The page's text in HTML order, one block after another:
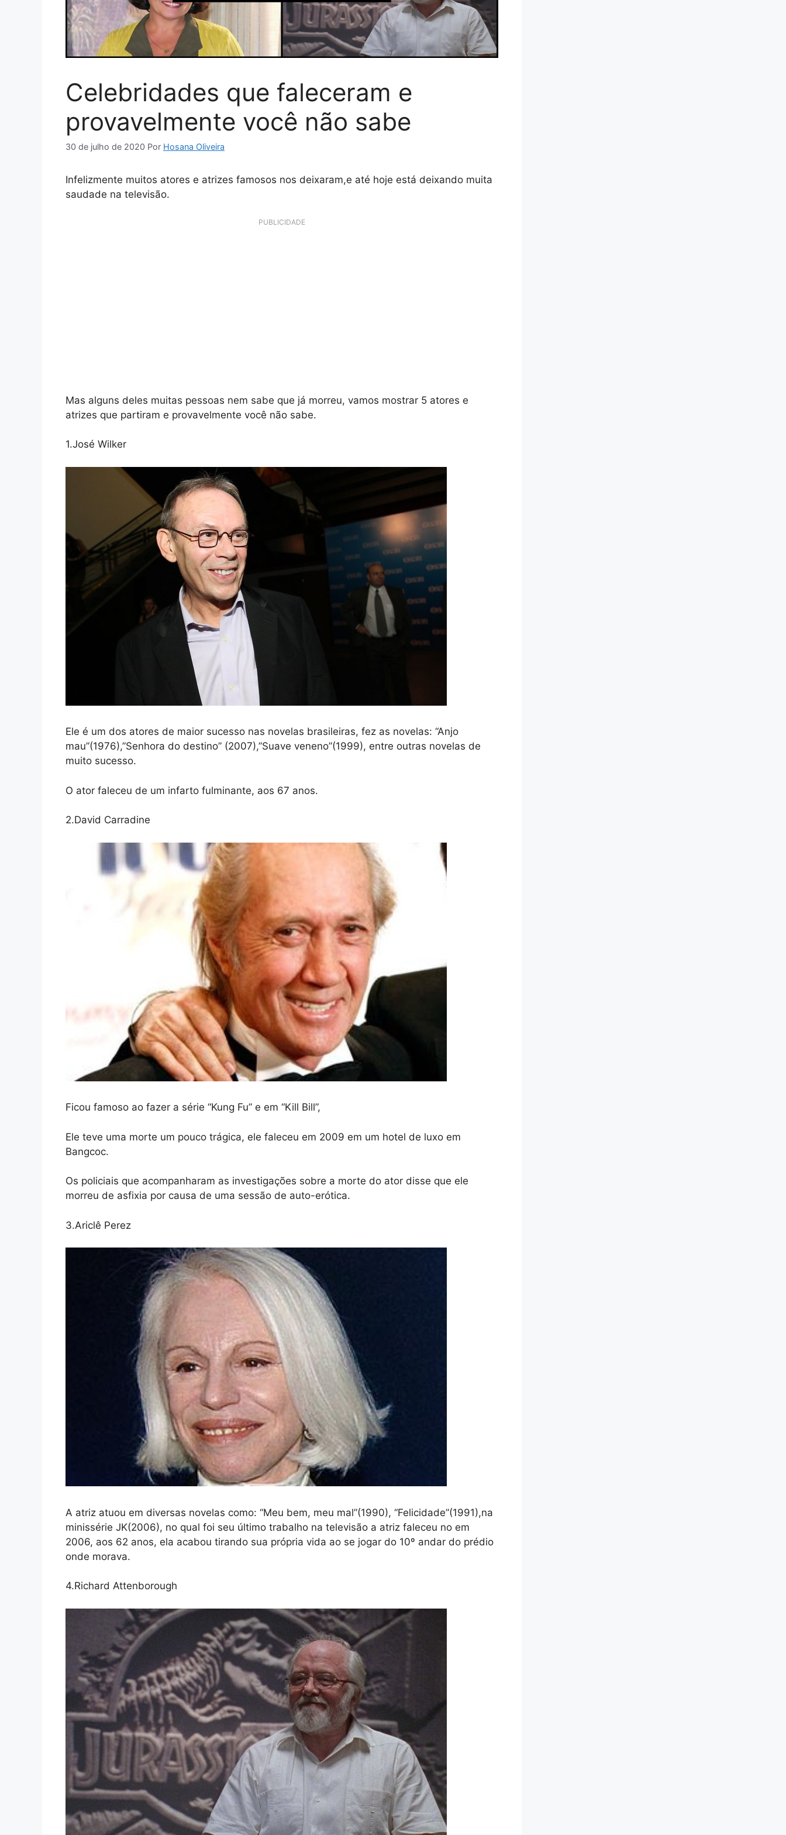
Celebridades que faleceram e
provavelmente você não sabe
30 de julho de 2020 Por Hosana Oliveira
Infelizmente muitos atores e atrizes famosos nos deixaram,e até hoje está deixando muita
saudade na televisão.
PUBLICIDADE
Mas alguns deles muitas pessoas nem sabe que já morreu, vamos mostrar 5 atores e
atrizes que partiram e provavelmente você não sabe.
1.José Wilker
Ele é um dos atores de maior sucesso nas novelas brasileiras, fez as novelas: “Anjo
mau”(1976),”Senhora do destino” (2007),”Suave veneno”(1999), entre outras novelas de
muito sucesso.
O ator faleceu de um infarto fulminante, aos 67 anos.
2.David Carradine
Ficou famoso ao fazer a série “Kung Fu” e em “Kill Bill”,
Ele teve uma morte um pouco trágica, ele faleceu em 2009 em um hotel de luxo em
Bangcoc.
Os policiais que acompanharam as investigações sobre a morte do ator disse que ele
morreu de asfixia por causa de uma sessão de auto-erótica.
3.Ariclê Perez
A atriz atuou em diversas novelas como: “Meu bem, meu mal”(1990), “Felicidade”(1991),na
minissérie JK(2006), no qual foi seu último trabalho na televisão a atriz faleceu no em
2006, aos 62 anos, ela acabou tirando sua própria vida ao se jogar do 10º andar do prédio
onde morava.
4.Richard Attenborough